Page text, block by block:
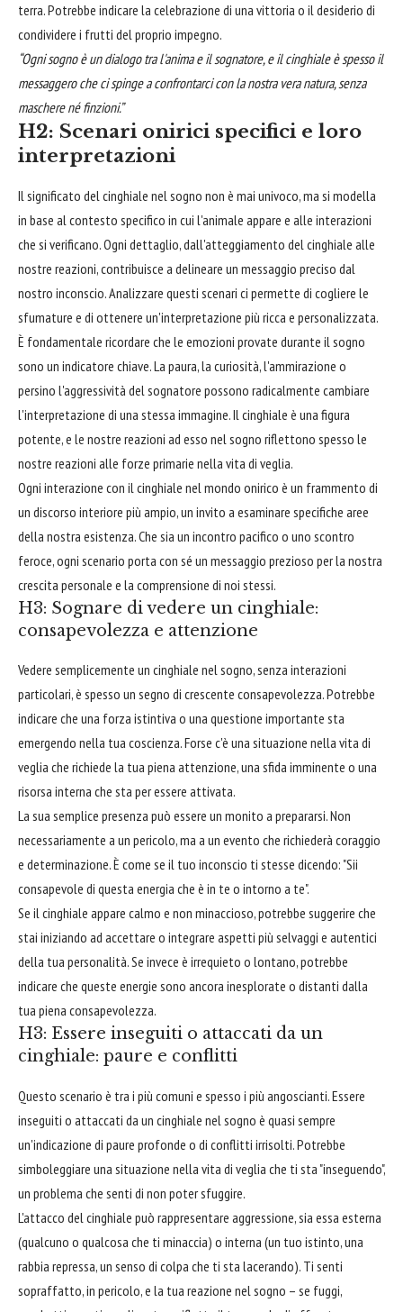
terra. Potrebbe indicare la celebrazione di una vittoria o il desiderio di
condividere i frutti del proprio impegno.
“Ogni sogno è un dialogo tra l'anima e il sognatore, e il cinghiale è spesso il
messaggero che ci spinge a confrontarci con la nostra vera natura, senza
maschere né finzioni.”
H2: Scenari onirici specifici e loro
interpretazioni
Il significato del cinghiale nel sogno non è mai univoco, ma si modella
in base al contesto specifico in cui l'animale appare e alle interazioni
che si verificano. Ogni dettaglio, dall'atteggiamento del cinghiale alle
nostre reazioni, contribuisce a delineare un messaggio preciso dal
nostro inconscio. Analizzare questi scenari ci permette di cogliere le
sfumature e di ottenere un'interpretazione più ricca e personalizzata.
È fondamentale ricordare che le emozioni provate durante il sogno
sono un indicatore chiave. La paura, la curiosità, l'ammirazione o
persino l'aggressività del sognatore possono radicalmente cambiare
l'interpretazione di una stessa immagine. Il cinghiale è una figura
potente, e le nostre reazioni ad esso nel sogno riflettono spesso le
nostre reazioni alle forze primarie nella vita di veglia.
Ogni interazione con il cinghiale nel mondo onirico è un frammento di
un discorso interiore più ampio, un invito a esaminare specifiche aree
della nostra esistenza. Che sia un incontro pacifico o uno scontro
feroce, ogni scenario porta con sé un messaggio prezioso per la nostra
crescita personale e la comprensione di noi stessi.
H3: Sognare di vedere un cinghiale:
consapevolezza e attenzione
Vedere semplicemente un cinghiale nel sogno, senza interazioni
particolari, è spesso un segno di crescente consapevolezza. Potrebbe
indicare che una forza istintiva o una questione importante sta
emergendo nella tua coscienza. Forse c'è una situazione nella vita di
veglia che richiede la tua piena attenzione, una sfida imminente o una
risorsa interna che sta per essere attivata.
La sua semplice presenza può essere un monito a prepararsi. Non
necessariamente a un pericolo, ma a un evento che richiederà coraggio
e determinazione. È come se il tuo inconscio ti stesse dicendo: "Sii
consapevole di questa energia che è in te o intorno a te".
Se il cinghiale appare calmo e non minaccioso, potrebbe suggerire che
stai iniziando ad accettare o integrare aspetti più selvaggi e autentici
della tua personalità. Se invece è irrequieto o lontano, potrebbe
indicare che queste energie sono ancora inesplorate o distanti dalla
tua piena consapevolezza.
H3: Essere inseguiti o attaccati da un
cinghiale: paure e conflitti
Questo scenario è tra i più comuni e spesso i più angoscianti. Essere
inseguiti o attaccati da un cinghiale nel sogno è quasi sempre
un'indicazione di paure profonde o di conflitti irrisolti. Potrebbe
simboleggiare una situazione nella vita di veglia che ti sta "inseguendo",
un problema che senti di non poter sfuggire.
L'attacco del cinghiale può rappresentare aggressione, sia essa esterna
(qualcuno o qualcosa che ti minaccia) o interna (un tuo istinto, una
rabbia repressa, un senso di colpa che ti sta lacerando). Ti senti
sopraffatto, in pericolo, e la tua reazione nel sogno – se fuggi,